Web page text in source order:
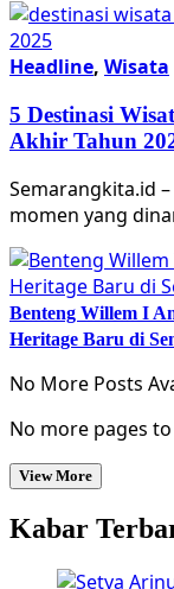
Headline, Wisata
5 Destinasi
Akhir Tahun
Semarangkita.id
momen yang
Benteng Willem I
Heritage Baru di
No More Posts
No more pages
View More
Kabar